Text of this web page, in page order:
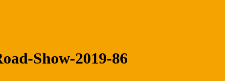
Show-2019-86